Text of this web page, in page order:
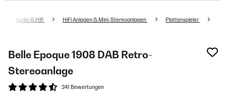
Audio & Hifi HiFi Anlagen & Mini-Stereoanlagen Plattenspieler
Belle Epoque 1908 DAB Retro-
Stereoanlage
241 Bewertungen